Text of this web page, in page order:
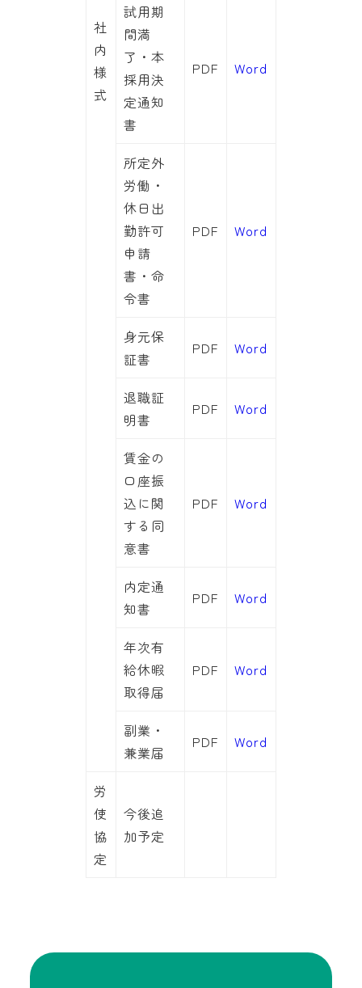
社
内
様
式
試用期
間満
了・本
採用決
定通知
書
PDF Word
所定外
労働・
休日出
勤許可
申請
書・命
令書
PDF Word
身元保
証書
PDF Word
退職証
明書
PDF Word
賃金の
口座振
込に関
する同
意書
PDF Word
内定通
知書
PDF Word
年次有
給休暇
取得届
PDF Word
副業・
兼業届
PDF Word
労
使
協
定
今後追
加予定